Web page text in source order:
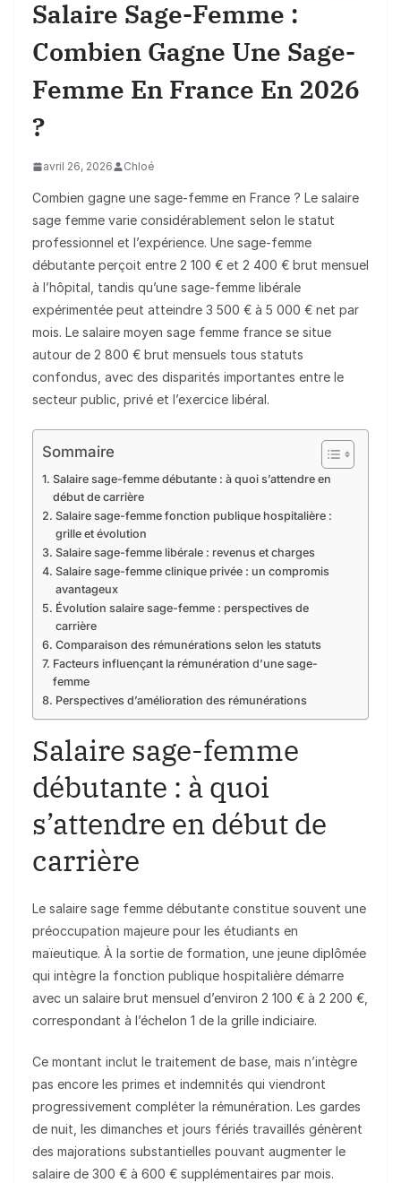
Salaire Sage-Femme :
Combien Gagne Une Sage-
Femme En France En 2026
?
avril 26, 2026 Chloé
Combien gagne une sage-femme en France ? Le salaire
sage femme varie considérablement selon le statut
professionnel et l’expérience. Une sage-femme
débutante perçoit entre 2 100 € et 2 400 € brut mensuel
à l’hôpital, tandis qu’une sage-femme libérale
expérimentée peut atteindre 3 500 € à 5 000 € net par
mois. Le salaire moyen sage femme france se situe
autour de 2 800 € brut mensuels tous statuts
confondus, avec des disparités importantes entre le
secteur public, privé et l’exercice libéral.
Sommaire
Salaire sage-femme débutante : à quoi s’attendre en
début de carrière
Salaire sage-femme fonction publique hospitalière :
grille et évolution
Salaire sage-femme libérale : revenus et charges
Salaire sage-femme clinique privée : un compromis
avantageux
Évolution salaire sage-femme : perspectives de
carrière
Comparaison des rémunérations selon les statuts
Facteurs influençant la rémunération d’une sage-
femme
Perspectives d’amélioration des rémunérations
Salaire sage-femme
débutante : à quoi
s’attendre en début de
carrière
Le salaire sage femme débutante constitue souvent une
préoccupation majeure pour les étudiants en
maïeutique. À la sortie de formation, une jeune diplômée
qui intègre la fonction publique hospitalière démarre
avec un salaire brut mensuel d’environ 2 100 € à 2 200 €,
correspondant à l’échelon 1 de la grille indiciaire.
Ce montant inclut le traitement de base, mais n’intègre
pas encore les primes et indemnités qui viendront
progressivement compléter la rémunération. Les gardes
de nuit, les dimanches et jours fériés travaillés génèrent
des majorations substantielles pouvant augmenter le
salaire de 300 € à 600 € supplémentaires par mois.